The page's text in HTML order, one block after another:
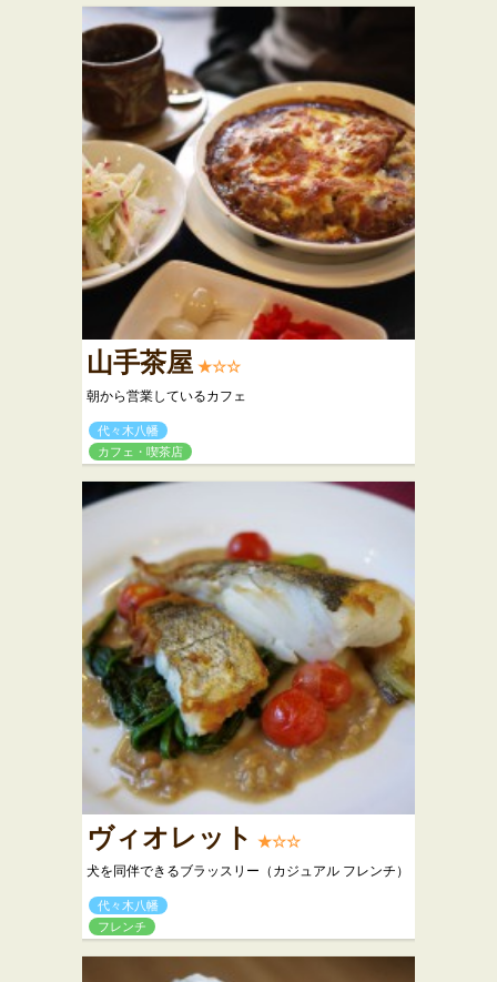
山手茶屋 ★☆☆
朝から営業しているカフェ
代々木八幡
カフェ・喫茶店
ヴィオレット ★☆☆
犬を同伴できるブラッスリー（カジュアル フレンチ）
代々木八幡
フレンチ